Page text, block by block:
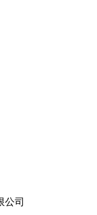
公司